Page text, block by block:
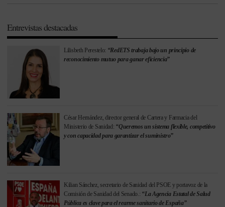
Entrevistas destacadas
Lilisbeth Perestelo: “RedETS trabaja bajo un principio de
reconocimiento mutuo para ganar eficiencia”
César Hernández, director general de Cartera y Farmacia del
Ministerio de Sanidad: “Queremos un sistema flexible, competitivo
y con capacidad para garantizar el suministro”
Kilian Sánchez, secretario de Sanidad del PSOE y portavoz de la
Comisión de Sanidad del Senado.: “La Agencia Estatal de Salud
Pública es clave para el rearme sanitario de España”